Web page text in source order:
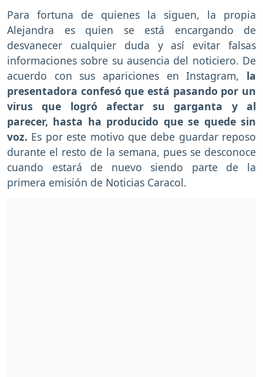
Para fortuna de quienes la siguen, la propia
Alejandra es quien se está encargando de
desvanecer cualquier duda y así evitar falsas
informaciones sobre su ausencia del noticiero. De
acuerdo con sus apariciones en Instagram, la
presentadora confesó que está pasando por un
virus que logró afectar su garganta y al
parecer, hasta ha producido que se quede sin
voz. Es por este motivo que debe guardar reposo
durante el resto de la semana, pues se desconoce
cuando estará de nuevo siendo parte de la
primera emisión de Noticias Caracol.